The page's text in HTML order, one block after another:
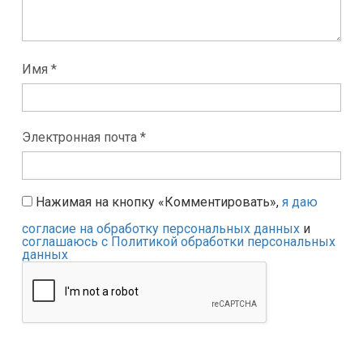
Имя *
Электронная почта *
Нажимая на кнопку «Комментировать», я даю
согласие на обработку персональных данных и
соглашаюсь с Политикой обработки персональных
данных